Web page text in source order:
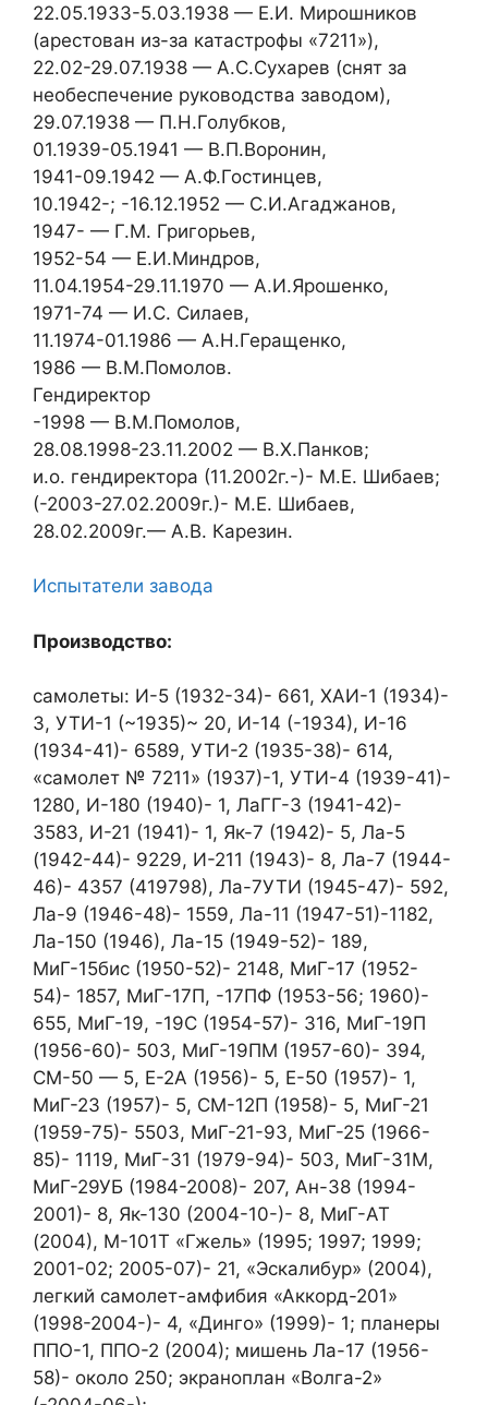
22.05.1933-5.03.1938 — Е.И. Мирошников
(арестован из-за катастрофы «7211»),
22.02-29.07.1938 — А.С.Сухарев (снят за
необеспечение руководства заводом),
29.07.1938 — П.Н.Голубков,
01.1939-05.1941 — В.П.Воронин,
1941-09.1942 — А.Ф.Гостинцев,
10.1942-; -16.12.1952 — С.И.Агаджанов,
1947- — Г.М. Григорьев,
1952-54 — Е.И.Миндров,
11.04.1954-29.11.1970 — А.И.Ярошенко,
1971-74 — И.С. Силаев,
11.1974-01.1986 — А.Н.Геращенко,
1986 — В.М.Помолов.
Гендиректор
-1998 — В.М.Помолов,
28.08.1998-23.11.2002 — В.Х.Панков;
и.о. гендиректора (11.2002г.-)- М.Е. Шибаев;
(-2003-27.02.2009г.)- М.Е. Шибаев,
28.02.2009г.— А.В. Карезин.
Испытатели завода
Производство:
самолеты: И-5 (1932-34)- 661, ХАИ-1 (1934)-
3, УТИ-1 (~1935)~ 20, И-14 (-1934), И-16
(1934-41)- 6589, УТИ-2 (1935-38)- 614,
«самолет № 7211» (1937)-1, УТИ-4 (1939-41)-
1280, И-180 (1940)- 1, ЛаГГ-3 (1941-42)-
3583, И-21 (1941)- 1, Як-7 (1942)- 5, Ла-5
(1942-44)- 9229, И-211 (1943)- 8, Ла-7 (1944-
46)- 4357 (419798), Ла-7УТИ (1945-47)- 592,
Ла-9 (1946-48)- 1559, Ла-11 (1947-51)-1182,
Ла-150 (1946), Ла-15 (1949-52)- 189,
МиГ-15бис (1950-52)- 2148, МиГ-17 (1952-
54)- 1857, МиГ-17П, -17ПФ (1953-56; 1960)-
655, МиГ-19, -19С (1954-57)- 316, МиГ-19П
(1956-60)- 503, МиГ-19ПМ (1957-60)- 394,
СМ-50 — 5, Е-2А (1956)- 5, Е-50 (1957)- 1,
МиГ-23 (1957)- 5, СМ-12П (1958)- 5, МиГ-21
(1959-75)- 5503, МиГ-21-93, МиГ-25 (1966-
85)- 1119, МиГ-31 (1979-94)- 503, МиГ-31М,
МиГ-29УБ (1984-2008)- 207, Ан-38 (1994-
2001)- 8, Як-130 (2004-10-)- 8, МиГ-АТ
(2004), М-101Т «Гжель» (1995; 1997; 1999;
2001-02; 2005-07)- 21, «Эскалибур» (2004),
легкий самолет-амфибия «Аккорд-201»
(1998-2004-)- 4, «Динго» (1999)- 1; планеры
ППО-1, ППО-2 (2004); мишень Ла-17 (1956-
58)- около 250; экраноплан «Волга-2»